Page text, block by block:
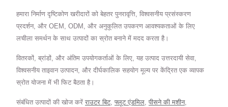
हमारा निर्माण दृष्टिकोण खरीदारों को बेहतर पुनरावृत्ति, विश्वसनीय प्रसंस्करण
प्रदर्शन, और OEM, ODM, और अनुकूलित उपकरण आवश्यकताओं के लिए
लचीला समर्थन के साथ उत्पादों का स्रोत बनाने में मदद करता है।
वितरकों, ब्रांडों, और अंतिम उपयोगकर्ताओं के लिए, यह उत्पाद उत्तरदायी सेवा,
विश्वसनीय ताइवान उत्पादन, और दीर्घकालिक सहयोग मूल्य पर केंद्रित एक व्यापक
स्रोत योजना में भी फिट बैठता है।
संबंधित उत्पादों की खोज करें राउटर बिट, फ्लूट एंडमिल, पीसने की मशीन,